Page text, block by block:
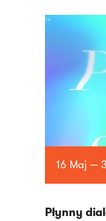
Lista
artykułów
16 Maj —
Płynny